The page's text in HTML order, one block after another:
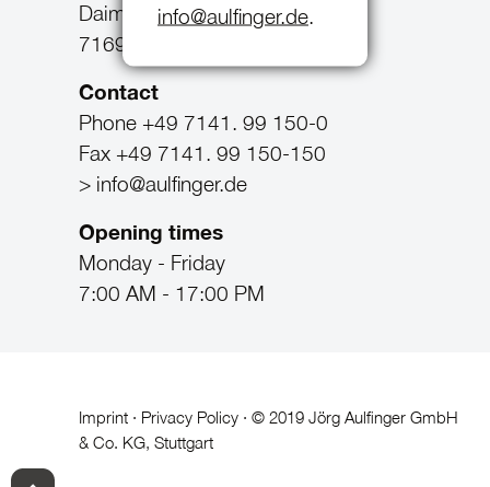
Daimlerstr. 56
71696 Ludwigsburg-Möglingen
Contact
Phone +49 7141. 99 150-0
Fax +49 7141. 99 150-150
> info@aulfinger.de
Opening times
Monday - Friday
7:00 AM - 17:00 PM
Imprint· Privacy Policy· © 2019 Jörg Aulfinger GmbH
& Co. KG, Stuttgart
info@aulfinger.de